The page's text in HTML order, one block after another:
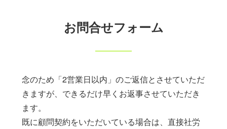
〒981-1106宮城県仙台市太白区柳生6-9-1-101
お問合せフォーム
念のため「2営業日以内」のご返信とさせていただ
きますが、できるだけ早くお返事させていただき
ます。
既に顧問契約をいただいている場合は、直接社労